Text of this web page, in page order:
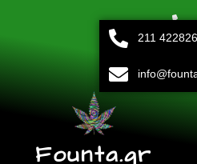
211 42
693 15
Δευτ-Παρ 10:00
Founta.gr
211